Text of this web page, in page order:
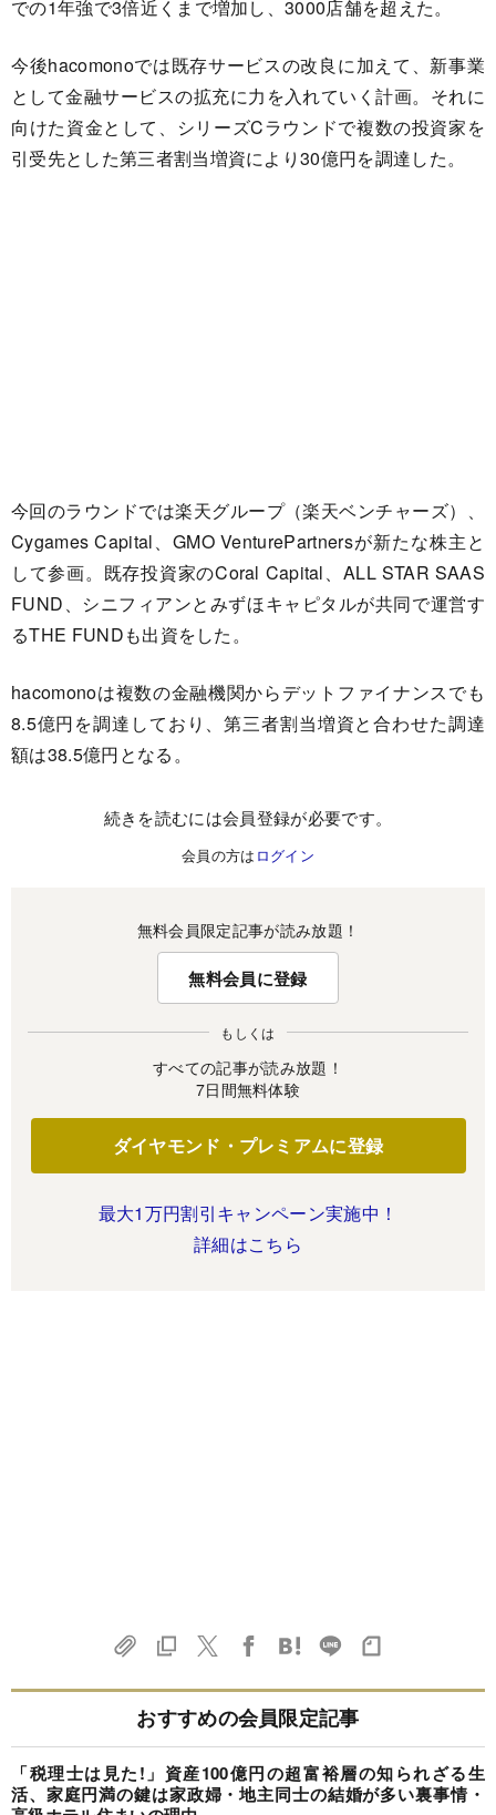
での1年強で3倍近くまで増加し、3000店舗を超えた。
今後hacomonoでは既存サービスの改良に加えて、新事業
として金融サービスの拡充に力を入れていく計画。それに
向けた資金として、シリーズCラウンドで複数の投資家を
引受先とした第三者割当増資により30億円を調達した。
今回のラウンドでは楽天グループ（楽天ベンチャーズ）、
Cygames Capital、GMO VenturePartnersが新たな株主と
して参画。既存投資家のCoral Capital、ALL STAR SAAS
FUND、シニフィアンとみずほキャピタルが共同で運営す
るTHE FUNDも出資をした。
hacomonoは複数の金融機関からデットファイナンスでも
8.5億円を調達しており、第三者割当増資と合わせた調達
額は38.5億円となる。
続きを読むには会員登録が必要です。
会員の方は ログイン
無料会員限定記事が読み放題！
無料会員に登録
もしくは
すべての記事が読み放題！
7日間無料体験
ダイヤモンド・プレミアムに登録
最大1万円割引キャンペーン実施中！
詳細はこちら
おすすめの会員限定記事
「税理士は見た!」資産100億円の超富裕層の知られざる生
活、家庭円満の鍵は家政婦・地主同士の結婚が多い裏事情・